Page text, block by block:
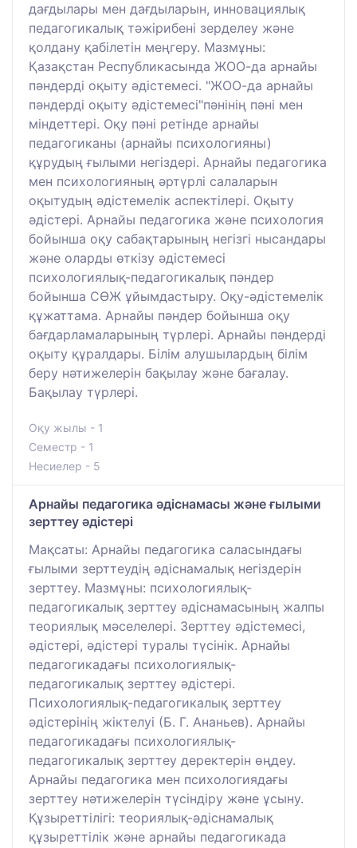
дағдылары мен дағдыларын, инновациялық
педагогикалық тәжірибені зерделеу және
қолдану қабілетін меңгеру. Мазмұны:
Қазақстан Республикасында ЖОО-да арнайы
пәндерді оқыту әдістемесі. "ЖОО-да арнайы
пәндерді оқыту әдістемесі"пәнінің пәні мен
міндеттері. Оқу пәні ретінде арнайы
педагогиканы (арнайы психологияны)
құрудың ғылыми негіздері. Арнайы педагогика
мен психологияның әртүрлі салаларын
оқытудың әдістемелік аспектілері. Оқыту
әдістері. Арнайы педагогика және психология
бойынша оқу сабақтарының негізгі нысандары
және оларды өткізу әдістемесі
психологиялық-педагогикалық пәндер
бойынша СӨЖ ұйымдастыру. Оқу-әдістемелік
құжаттама. Арнайы пәндер бойынша оқу
бағдарламаларының түрлері. Арнайы пәндерді
оқыту құралдары. Білім алушылардың білім
беру нәтижелерін бақылау және бағалау.
Бақылау түрлері.
Оқу жылы - 1
Семестр - 1
Несиелер - 5
Арнайы педагогика әдіснамасы және ғылыми
зерттеу әдістері
Мақсаты: Арнайы педагогика саласындағы
ғылыми зерттеудің әдіснамалық негіздерін
зерттеу. Мазмұны: психологиялық-
педагогикалық зерттеу әдіснамасының жалпы
теориялық мәселелері. Зерттеу әдістемесі,
әдістері, әдістері туралы түсінік. Арнайы
педагогикадағы психологиялық-
педагогикалық зерттеу әдістері.
Психологиялық-педагогикалық зерттеу
әдістерінің жіктелуі (Б. Г. Ананьев). Арнайы
педагогикадағы психологиялық-
педагогикалық зерттеу деректерін өңдеу.
Арнайы педагогика мен психологиядағы
зерттеу нәтижелерін түсіндіру және ұсыну.
Құзыреттілігі: теориялық-әдіснамалық
құзыреттілік және арнайы педагогикада